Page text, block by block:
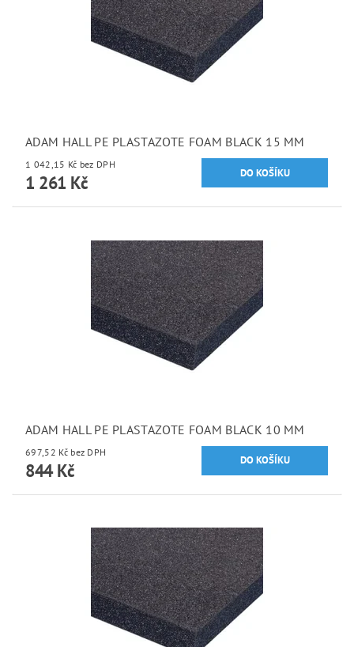
ADAM HALL PE PLASTAZOTE FOAM BLACK 15 MM
1 042,15 Kč bez DPH
1 261 Kč
ADAM HALL PE PLASTAZOTE FOAM BLACK 10 MM
697,52 Kč bez DPH
844 Kč